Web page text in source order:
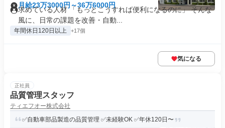
月給23万3000円～36万6000円
求めている人材 「もっとこうすれば便利になるのに」 そんな
風に、日常の課題を改善・自動...
年間休日120日以上 +17個
気になる
正社員
品質管理スタッフ
ティエフオー株式会社
✅自動車部品製造の品質管理 ✅未経験OK ✅年休120日〜